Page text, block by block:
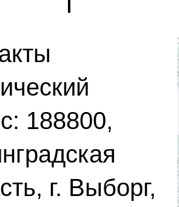
188800,
г. Выборг,